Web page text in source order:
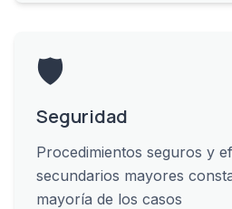
🛡️
Seguridad
Procedimientos seguros y
secundarios mayores
mayoría de los casos